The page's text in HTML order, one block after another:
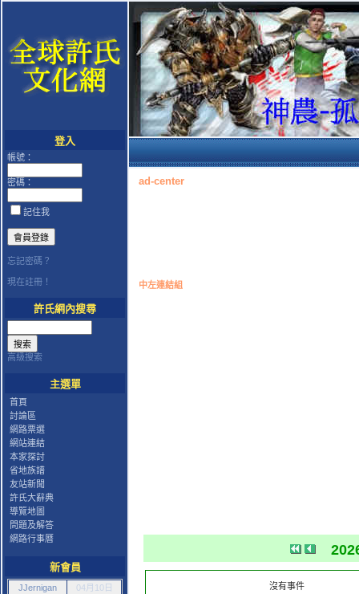
登入
帳號：
密碼：
記住我
忘記密碼？
現在註冊！
許氏網內搜尋
高級搜索
主選單
首頁
討論區
網路票選
網站連結
本家探討
省地族譜
友站新聞
許氏大辭典
導覽地圖
問題及解答
網路行事曆
新會員
JJernigan
04月10日
ad-center
中左連結組
沒有事件